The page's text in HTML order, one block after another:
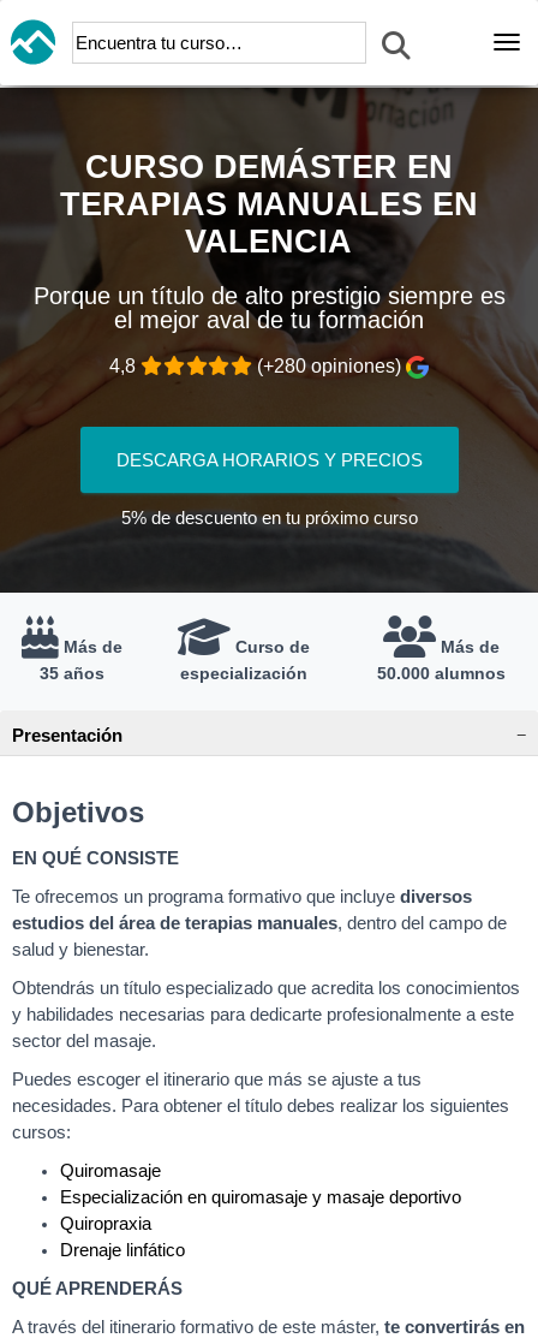
CURSO DEMÁSTER EN
TERAPIAS MANUALES EN
VALENCIA
Porque un título de alto prestigio siempre es
el mejor aval de tu formación
4,8 (+280 opiniones)
DESCARGA HORARIOS Y PRECIOS
5% de descuento en tu próximo curso
Más de
35 años
Curso de
especialización
Más de
50.000 alumnos
Presentación
Objetivos
EN QUÉ CONSISTE
Te ofrecemos un programa formativo que incluye diversos
estudios del área de terapias manuales, dentro del campo de
salud y bienestar.
Obtendrás un título especializado que acredita los conocimientos
y habilidades necesarias para dedicarte profesionalmente a este
sector del masaje.
Puedes escoger el itinerario que más se ajuste a tus
necesidades. Para obtener el título debes realizar los siguientes
cursos:
Quiromasaje
Especialización en quiromasaje y masaje deportivo
Quiropraxia
Drenaje linfático
QUÉ APRENDERÁS
A través del itinerario formativo de este máster, te convertirás en